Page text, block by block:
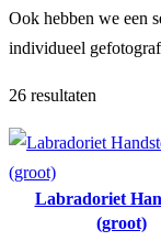
Ook hebben we een
individueel
26 resultaten
Labradoriet
(groot)